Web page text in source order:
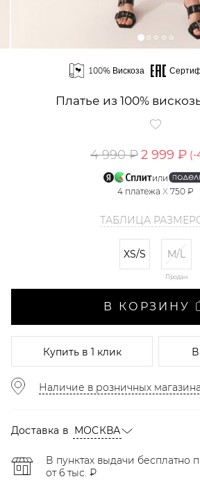
100% Вискоза
Платье из 100%
4 990 ₽2 999 ₽ (-
или
4 платежа X 750 ₽
ТАБЛИЦА
XS/S M/L
Продан
В КОРЗИНУ
Купитьв 1 клик
Наличие в розничных
Доставка в МОСКВА
В пунктах выдачи бесплатно
от 6 тыс. ₽